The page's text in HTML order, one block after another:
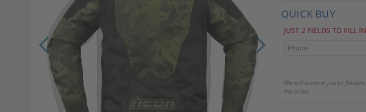
QUICK BUY
JUST 2 FIELDS TO FILL IN
We will contact you to finalize
the order